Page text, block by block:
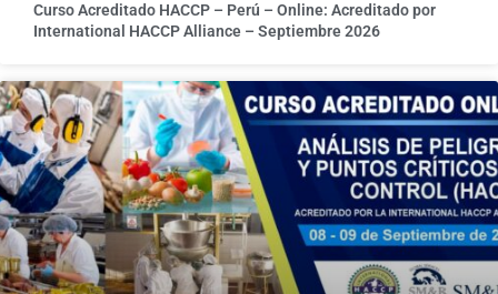
Curso Acreditado HACCP – Perú – Online: Acreditado por
International HACCP Alliance – Septiembre 2026